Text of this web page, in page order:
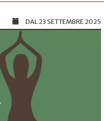
DAL23 SETTEMBRE 2025